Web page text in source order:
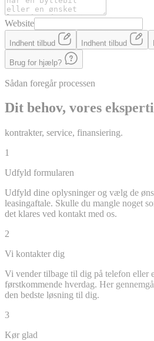
Website
Indhent tilbud Indhent tilbud
Brug for hjælp?
Sådan foregår processen
Dit behov, vores
kontrakter, service, finansiering.
1
Udfyld formularen
Udfyld dine oplysninger og vælg de
leasingaftale. Skulle du mangle noget
det klares ved kontakt med os.
2
Vi kontakter dig
Vi vender tilbage til dig på telefon eller
førstkommende hverdag. Her
den bedste løsning til dig.
3
Kør glad